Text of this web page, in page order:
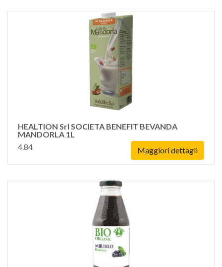
HEALTION Srl SOCIETA BENEFIT BEVANDA
MANDORLA 1L
4.84
Maggiori dettagli